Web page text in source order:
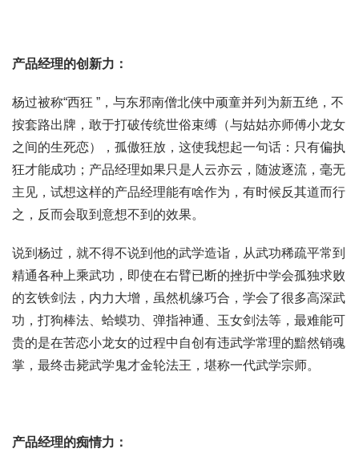
产品经理的创新力：
杨过被称“西狂 ”，与东邪南僧北侠中顽童并列为新五绝，不
按套路出牌，敢于打破传统世俗束缚（与姑姑亦师傅小龙女
之间的生死恋），孤傲狂放，这使我想起一句话：只有偏执
狂才能成功；产品经理如果只是人云亦云，随波逐流，毫无
主见，试想这样的产品经理能有啥作为，有时候反其道而行
之，反而会取到意想不到的效果。
说到杨过，就不得不说到他的武学造诣，从武功稀疏平常到
精通各种上乘武功，即使在右臂已断的挫折中学会孤独求败
的玄铁剑法，内力大增，虽然机缘巧合，学会了很多高深武
功，打狗棒法、蛤蟆功、弹指神通、玉女剑法等，最难能可
贵的是在苦恋小龙女的过程中自创有违武学常理的黯然销魂
掌，最终击毙武学鬼才金轮法王，堪称一代武学宗师。
产品经理的痴情力：